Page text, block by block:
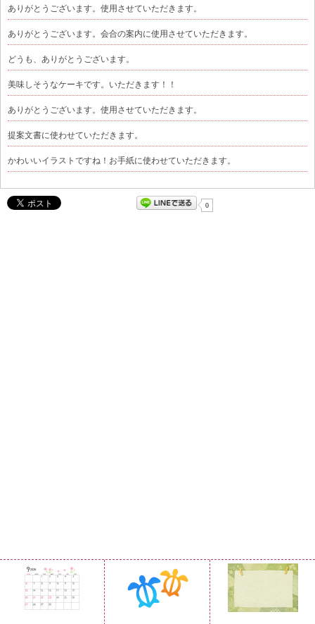
ありがとうございます。使用させていただきます。
ありがとうございます。会合の案内に使用させていただきます。
どうも、ありがとうございます。
美味しそうなケーキです。いただきます！！
ありがとうございます。使用させていただきます。
提案文書に使わせていただきます。
かわいいイラストですね！お手紙に使わせていただきます。
0